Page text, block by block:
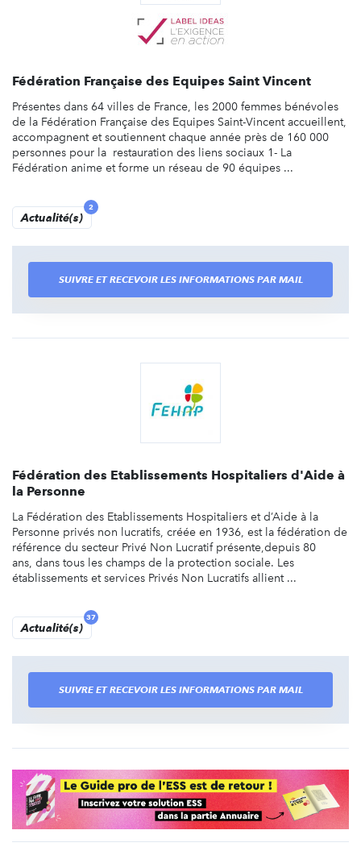
Fédération Française des Equipes Saint Vincent
Présentes dans 64 villes de France, les 2000 femmes bénévoles
de la Fédération Française des Equipes Saint-Vincent accueillent,
accompagnent et soutiennent chaque année près de 160 000
personnes pour la restauration des liens sociaux 1- La
Fédération anime et forme un réseau de 90 équipes ...
Actualité(s)
2
SUIVRE ET RECEVOIR LES INFORMATIONS PAR MAIL
Fédération des Etablissements Hospitaliers d'Aide à
la Personne
La Fédération des Etablissements Hospitaliers et d’Aide à la
Personne privés non lucratifs, créée en 1936, est la fédération de
référence du secteur Privé Non Lucratif présente,depuis 80
ans, dans tous les champs de la protection sociale. Les
établissements et services Privés Non Lucratifs allient ...
Actualité(s)
37
SUIVRE ET RECEVOIR LES INFORMATIONS PAR MAIL